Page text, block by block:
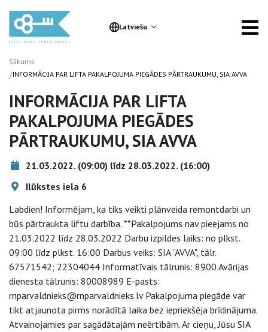
Latviešu
Sākums
/INFORMĀCIJA PAR LIFTA PAKALPOJUMA PIEGĀDES PĀRTRAUKUMU, SIA AVVA
INFORMĀCIJA PAR LIFTA
PAKALPOJUMA PIEGĀDES
PĀRTRAUKUMU, SIA AVVA
21.03.2022. (09:00) līdz 28.03.2022. (16:00)
Ilūkstes iela 6
Labdien! Informējam, ka tiks veikti plānveida remontdarbi un
būs pārtraukta liftu darbība. **Pakalpojums nav pieejams no
21.03.2022 līdz 28.03.2022 Darbu izpildes laiks: no plkst.
09:00 līdz plkst. 16:00 Darbus veiks: SIA ”AVVA", tālr.
67571542; 22304044 Informatīvais tālrunis: 8900 Avārijas
dienesta tālrunis: 80008989 E-pasts:
rnparvaldnieks@rnparvaldnieks.lv Pakalpojuma piegāde var
tikt atjaunota pirms norādītā laika bez iepriekšēja brīdinājuma.
Atvainojamies par sagādātajām neērtībām. Ar cieņu, Jūsu SIA